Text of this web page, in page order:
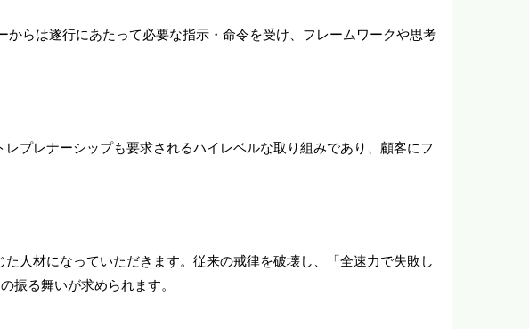
らは遂行にあたって必要な指示・命令を受け、フレームワークや思考
プレナーシップも要求されるハイレベルな取り組みであり、顧客にフ
人材になっていただきます。従来の戒律を破壊し、「全速力で失敗し
振る舞いが求められます。